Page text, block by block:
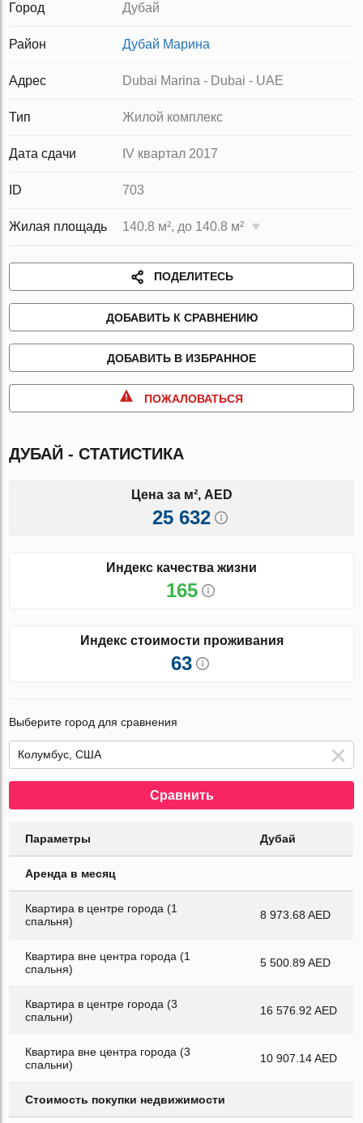
Город Дубай
Район Дубай Марина
Адрес Dubai Marina - Dubai - UAE
Тип Жилой комплекс
Дата сдачи IV квартал 2017
ID 703
Жилая площадь 140.8 м², до 140.8 м²
ПОДЕЛИТЕСЬ
ДОБАВИТЬ К СРАВНЕНИЮ
ДОБАВИТЬ В ИЗБРАННОЕ
ПОЖАЛОВАТЬСЯ
ДУБАЙ - СТАТИСТИКА
Цена за м², AED
25 632
Индекс качества жизни
165
Индекс стоимости проживания
63
Выберите город для сравнения
Сравнить
Параметры Дубай
Аренда в месяц
Квартира в центре города (1
спальня)
8 973.68 AED
Квартира вне центра города (1
спальня)
5 500.89 AED
Квартира в центре города (3
спальни)
16 576.92 AED
Квартира вне центра города (3
спальни)
10 907.14 AED
Стоимость покупки недвижимости